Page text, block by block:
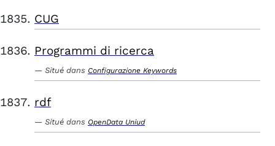
CUG
Programmi di ricerca
Situé dans Configurazione Keywords
rdf
Situé dans OpenData Uniud